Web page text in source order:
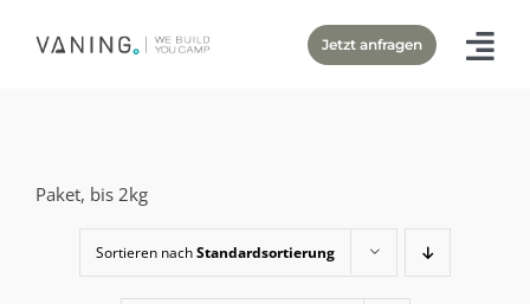
Inhalt
Jetzt anfragen
Paket, bis 2kg
Sortieren nachStandardsortierung